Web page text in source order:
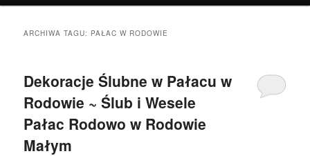
ARCHIWA TAGU: PAŁAC W RODOWIE
Dekoracje Ślubne w Pałacu w
Rodowie ~ Ślub i Wesele
Pałac Rodowo w Rodowie
Małym